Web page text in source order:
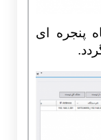
پنجره ای